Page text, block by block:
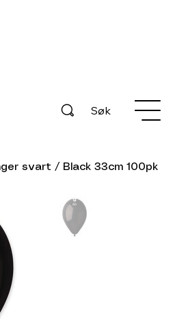
Søk
svart / Black 33cm 100pk